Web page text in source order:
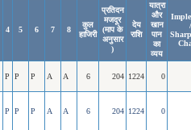
4 5 6 7 8
कुल
हाजिरी
प्रतिदन
मजदूर
(माप के
अनुसार
)
देय
राशि
यात्रा
और
खान
पान
का
व्यय
/
P P P A A 6 204 1224 0
P P P A A 6 204 1224 0